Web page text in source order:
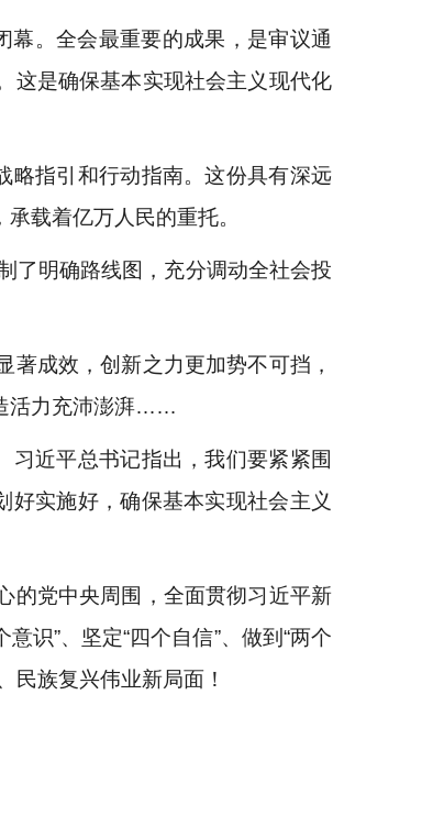
。全会最重要的成果，是审议通
这是确保基本实现社会主义现代化
略指引和行动指南。这份具有深远
载着亿万人民的重托。
了明确路线图，充分调动全社会投
成效，创新之力更加势不可挡，
活力充沛澎湃……
习近平总书记指出，我们要紧紧围
好实施好，确保基本实现社会主义
的党中央周围，全面贯彻习近平新
识”、坚定“四个自信”、做到“两个
民族复兴伟业新局面！